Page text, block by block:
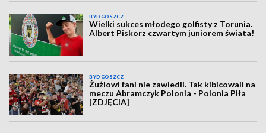
BYDGOSZCZ
Wielki sukces młodego golfisty z Torunia.
Albert Piskorz czwartym juniorem świata!
BYDGOSZCZ
Żużlowi fani nie zawiedli. Tak kibicowali na
meczu Abramczyk Polonia - Polonia Piła
[ZDJĘCIA]